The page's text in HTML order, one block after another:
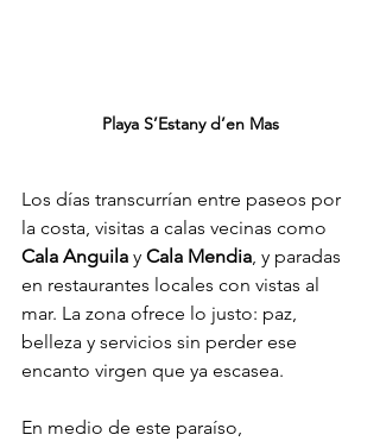
Playa S’Estany d’en Mas
Los días transcurrían entre paseos por
la costa, visitas a calas vecinas como
Cala Anguila y Cala Mendia, y paradas
en restaurantes locales con vistas al
mar. La zona ofrece lo justo: paz,
belleza y servicios sin perder ese
encanto virgen que ya escasea.
En medio de este paraíso,